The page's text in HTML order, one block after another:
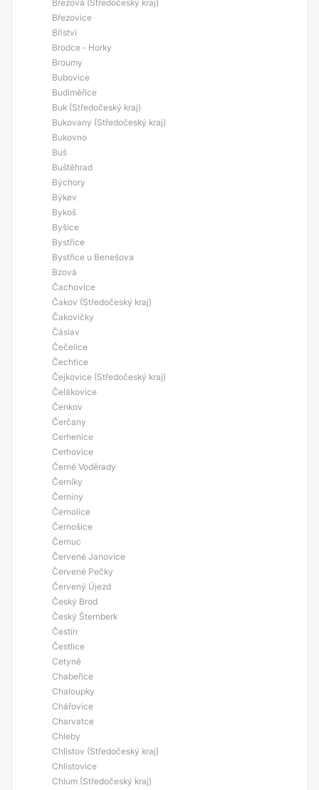
Březová (Středočeský kraj)
Březovice
Bříství
Brodce - Horky
Broumy
Bubovice
Budiměřice
Buk (Středočeský kraj)
Bukovany (Středočeský kraj)
Bukovno
Buš
Buštěhrad
Býchory
Býkev
Bykoš
Byšice
Bystřice
Bystřice u Benešova
Bzová
Čachovice
Čakov (Středočeský kraj)
Čakovičky
Čáslav
Čečelice
Čechtice
Čejkovice (Středočeský kraj)
Čelákovice
Čenkov
Čerčany
Cerhenice
Cerhovice
Černé Voděrady
Černíky
Černíny
Černolice
Černošice
Černuc
Červené Janovice
Červené Pečky
Červený Újezd
Český Brod
Český Šternberk
Čestín
Čestlice
Cetyně
Chabeřice
Chaloupky
Chářovice
Charvatce
Chleby
Chlístov (Středočeský kraj)
Chlístovice
Chlum (Středočeský kraj)